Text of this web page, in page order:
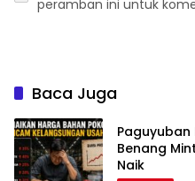
peramban ini untuk
Baca Juga
Paguyuban
Benang
Naik